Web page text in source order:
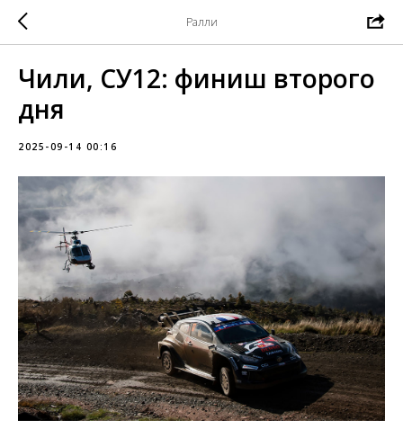
Ралли
Чили, СУ12: финиш второго
дня
2025-09-14 00:16